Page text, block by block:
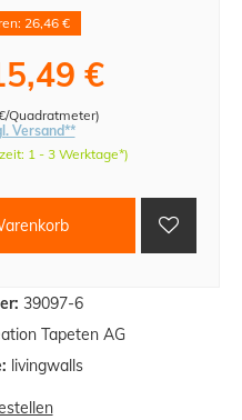
39097-6
Tapeten AG
livingwalls
26,46 €
€
Quadratmeter)
Versand**
1 - 3 Werktage*)